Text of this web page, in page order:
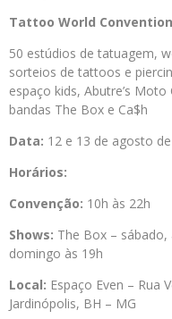
Tattoo World Convention
50 estúdios de tatuagem,
sorteios de tattoos e
espaço kids, Abutre’s
bandas The Box e Ca$h
Data: 12 e 13 de agosto
Horários:
Convenção: 10h às 22h
Shows: The Box –
domingo às 19h
Local: Espaço Even – Rua
Jardinópolis, BH – MG